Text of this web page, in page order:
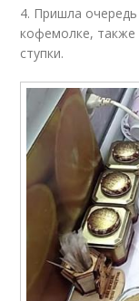
4. Пришла
кофемолке,
ступки.